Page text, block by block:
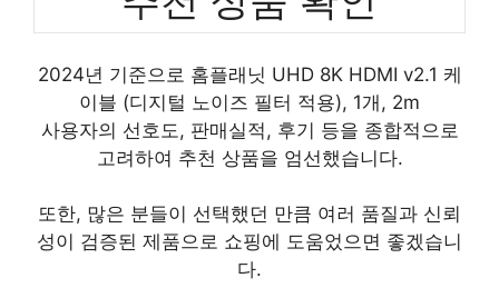
2024년 기준으로 홈플래닛 UHD 8K HDMI v2.1 케
이블 (디지털 노이즈 필터 적용), 1개, 2m
사용자의 선호도, 판매실적, 후기 등을 종합적으로
고려하여 추천 상품을 엄선했습니다.
또한, 많은 분들이 선택했던 만큼 여러 품질과 신뢰
성이 검증된 제품으로 쇼핑에 도움었으면 좋겠습니
다.